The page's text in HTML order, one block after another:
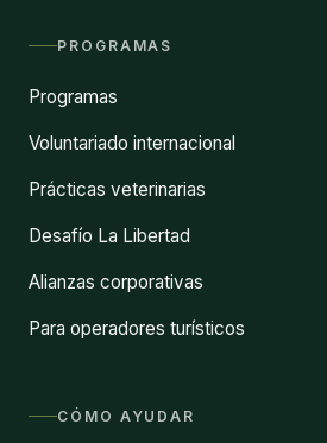
PROGRAMAS
Programas
Voluntariado internacional
Prácticas veterinarias
Desafío La Libertad
Alianzas corporativas
Para operadores turísticos
CÓMO AYUDAR